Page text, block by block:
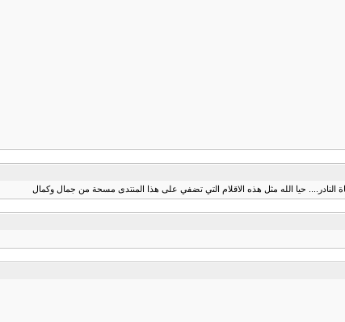
النادر.... حيا الله مثل هذه الاقلام التي تضفي على هذا المنتدى مسحة من جمال وكمال